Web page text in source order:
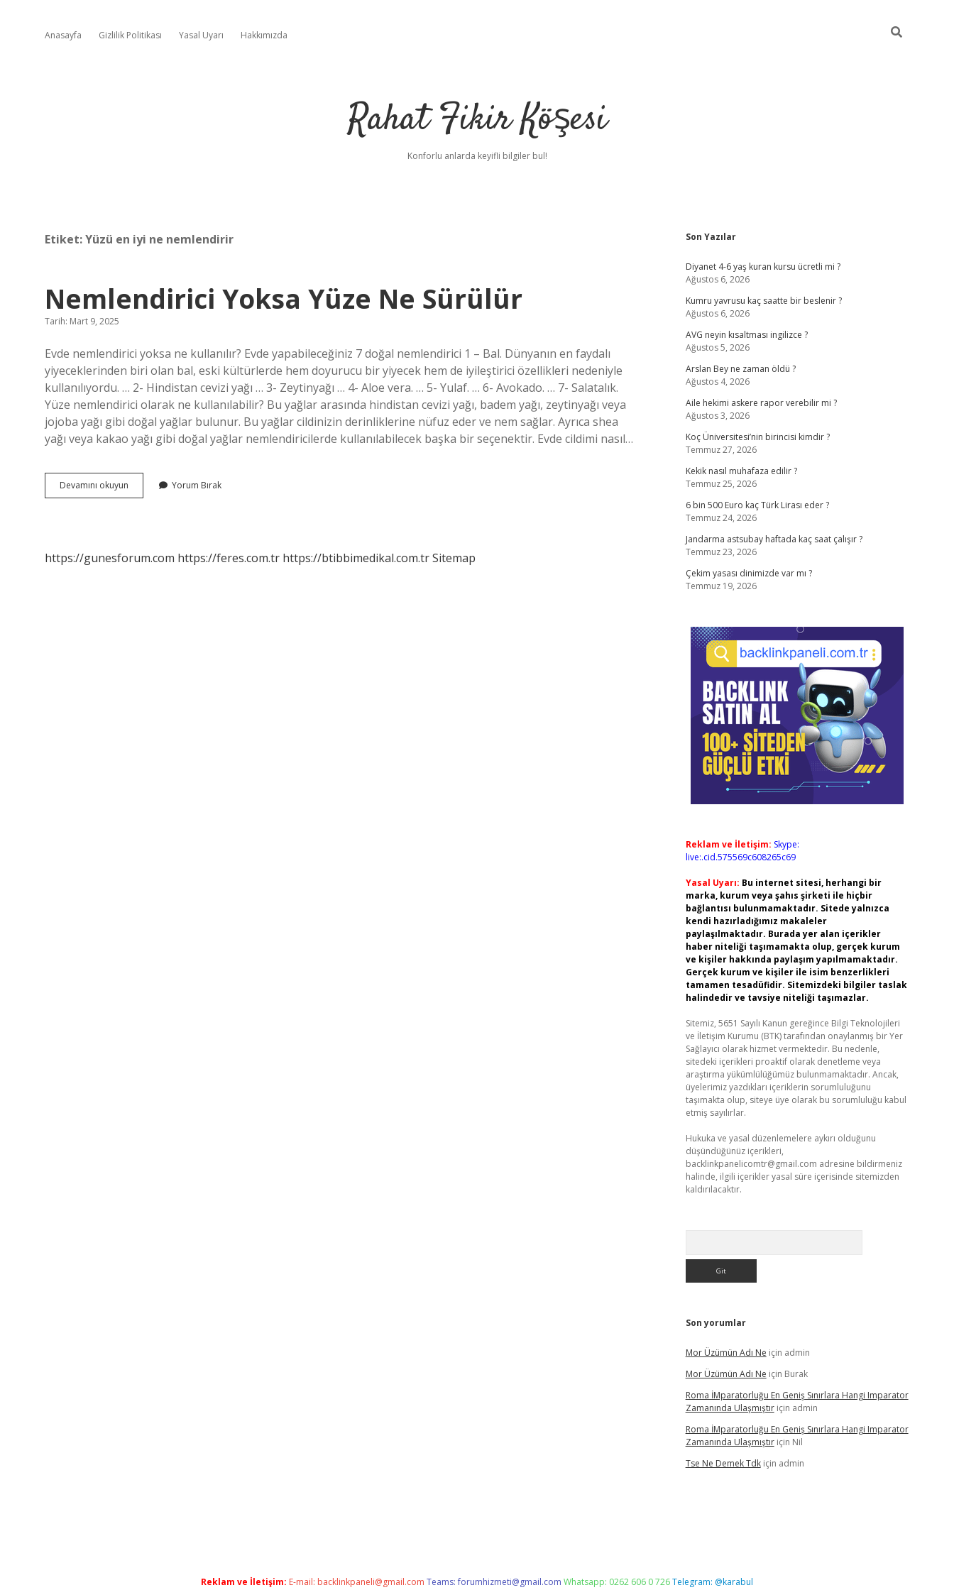
Anasayfa Gizlilik Politikası Yasal Uyarı Hakkımızda
Rahat Fikir Köşesi
Konforlu anlarda keyifli bilgiler bul!
Etiket:Yüzü en iyi ne nemlendirir
Nemlendirici Yoksa Yüze Ne Sürülür
Tarih: Mart 9, 2025
Evde nemlendirici yoksa ne kullanılır? Evde yapabileceğiniz 7 doğal nemlendirici 1 – Bal. Dünyanın en faydalı
yiyeceklerinden biri olan bal, eski kültürlerde hem doyurucu bir yiyecek hem de iyileştirici özellikleri nedeniyle
kullanılıyordu. … 2- Hindistan cevizi yağı … 3- Zeytinyağı … 4- Aloe vera. … 5- Yulaf. … 6- Avokado. … 7- Salatalık.
Yüze nemlendirici olarak ne kullanılabilir? Bu yağlar arasında hindistan cevizi yağı, badem yağı, zeytinyağı veya
jojoba yağı gibi doğal yağlar bulunur. Bu yağlar cildinizin derinliklerine nüfuz eder ve nem sağlar. Ayrıca shea
yağı veya kakao yağı gibi doğal yağlar nemlendiricilerde kullanılabilecek başka bir seçenektir. Evde cildimi nasıl…
Devamını okuyun Nemlendirici
Yoksa
Yorum Bırak
https://gunesforum.com https://feres.com.tr https://btibbimedikal.com.trSitemap
Sidebar
Son Yazılar
Diyanet 4-6 yaş kuran kursu ücretli mi ?
Ağustos 6, 2026
Kumru yavrusu kaç saatte bir beslenir ?
Ağustos 6, 2026
AVG neyin kısaltması ingilizce ?
Ağustos 5, 2026
Arslan Bey ne zaman öldü ?
Ağustos 4, 2026
Aile hekimi askere rapor verebilir mi ?
Ağustos 3, 2026
Koç Üniversitesi’nin birincisi kimdir ?
Temmuz 27, 2026
Kekik nasıl muhafaza edilir ?
Temmuz 25, 2026
6 bin 500 Euro kaç Türk Lirası eder ?
Temmuz 24, 2026
Jandarma astsubay haftada kaç saat çalışır ?
Temmuz 23, 2026
Çekim yasası dinimizde var mı ?
Temmuz 19, 2026
Reklam ve İletişim: Skype:
live:.cid.575569c608265c69
Yasal Uyarı: Bu internet sitesi, herhangi bir
marka, kurum veya şahıs şirketi ile hiçbir
bağlantısı bulunmamaktadır. Sitede yalnızca
kendi hazırladığımız makaleler
paylaşılmaktadır. Burada yer alan içerikler
haber niteliği taşımamakta olup, gerçek kurum
ve kişiler hakkında paylaşım yapılmamaktadır.
Gerçek kurum ve kişiler ile isim benzerlikleri
tamamen tesadüfidir. Sitemizdeki bilgiler taslak
halindedir ve tavsiye niteliği taşımazlar.
Sitemiz, 5651 Sayılı Kanun gereğince Bilgi Teknolojileri
ve İletişim Kurumu (BTK) tarafından onaylanmış bir Yer
Sağlayıcı olarak hizmet vermektedir. Bu nedenle,
sitedeki içerikleri proaktif olarak denetleme veya
araştırma yükümlülüğümüz bulunmamaktadır. Ancak,
üyelerimiz yazdıkları içeriklerin sorumluluğunu
taşımakta olup, siteye üye olarak bu sorumluluğu kabul
etmiş sayılırlar.
Hukuka ve yasal düzenlemelere aykırı olduğunu
düşündüğünüz içerikleri,
backlinkpanelicomtr@gmail.com adresine bildirmeniz
halinde, ilgili içerikler yasal süre içerisinde sitemizden
kaldırılacaktır.
Son yorumlar
Mor Üzümün Adı Ne için admin
Mor Üzümün Adı Ne için Burak
Roma İMparatorluğu En Geniş Sınırlara Hangi Imparator
Zamanında Ulaşmıştıriçin admin
Roma İMparatorluğu En Geniş Sınırlara Hangi Imparator
Zamanında Ulaşmıştıriçin Nil
Tse Ne Demek Tdkiçin admin
ilbet yeni giriş
Reklam ve İletişim: E-mail: backlinkpaneli@gmail.com Teams:forumhizmeti@gmail.com Whatsapp: 0262 606 0 726Telegram: @karabul